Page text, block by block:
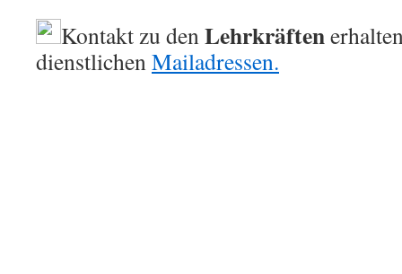
Kontakt zu denLehrkräften
dienstlichenMailadressen.